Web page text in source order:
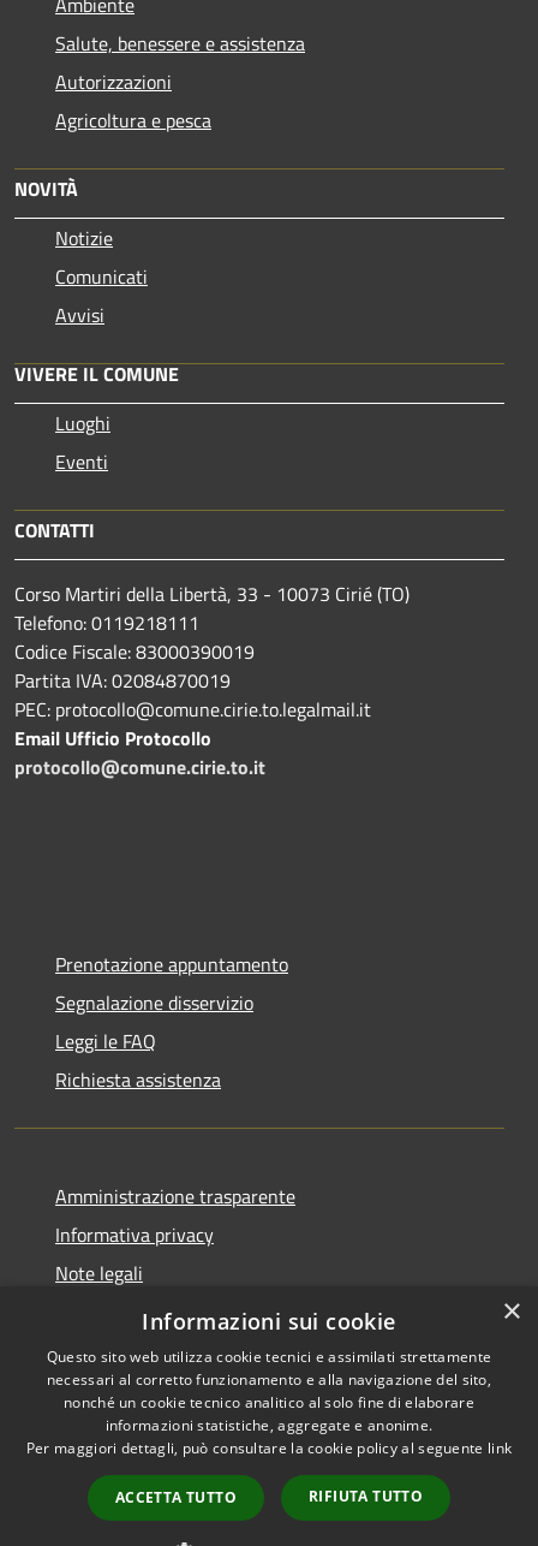
Salute, benessere e assistenza
Autorizzazioni
Agricoltura e pesca
NOVITÀ
Notizie
Comunicati
Avvisi
VIVERE IL COMUNE
Luoghi
Eventi
CONTATTI
Corso Martiri della Libertà, 33 - 10073 Cirié (TO)
Telefono: 0119218111
Codice Fiscale: 83000390019
Partita IVA: 02084870019
PEC: protocollo@comune.cirie.to.legalmail.it
Email Ufficio Protocollo
protocollo@comune.cirie.to.it
Prenotazione appuntamento
Segnalazione disservizio
Leggi le FAQ
Richiesta assistenza
Amministrazione trasparente
Informativa privacy
Note legali
Dichiarazione di accessibilità
Accessibilità
Copyright © 2026 • Città di
Cirié • Powered by
Municipium•
Accesso
redazione
×
Informazioni sui cookie
Questo sito web utilizza cookie tecnici e assimilati strettamente
necessari al corretto funzionamento e alla navigazione del sito,
nonché un cookie tecnico analitico al solo fine di elaborare
informazioni statistiche, aggregate e anonime.
Per maggiori dettagli, può consultare la cookie policy al seguente link
ACCETTA TUTTO RIFIUTA TUTTO